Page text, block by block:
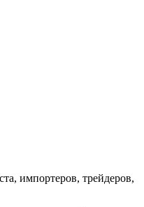
импортеров, трейдеров,